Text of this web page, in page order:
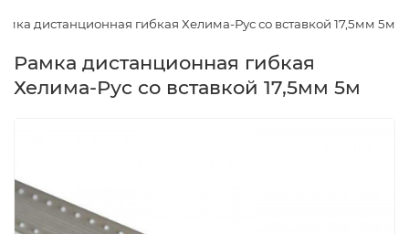
дистанционная гибкая Хелима-Рус со вставкой 17,5мм 5м
Рамка дистанционная гибкая
Хелима-Рус со вставкой 17,5мм 5м